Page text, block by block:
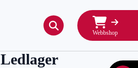
for:
Webbshop
Ledlager